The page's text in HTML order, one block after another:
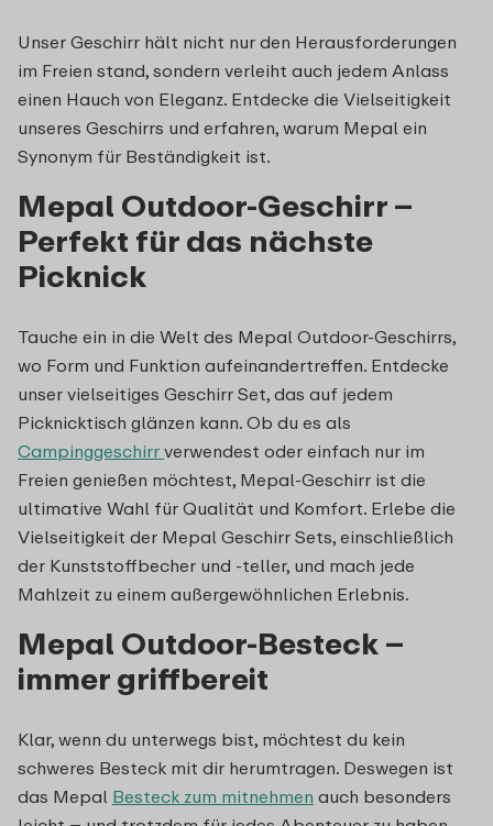
Unser Geschirr hält nicht nur den Herausforderungen
im Freien stand, sondern verleiht auch jedem Anlass
einen Hauch von Eleganz. Entdecke die Vielseitigkeit
unseres Geschirrs und erfahren, warum Mepal ein
Synonym für Beständigkeit ist.
Mepal Outdoor-Geschirr –
Perfekt für das nächste
Picknick
Tauche ein in die Welt des Mepal Outdoor-Geschirrs,
wo Form und Funktion aufeinandertreffen. Entdecke
unser vielseitiges Geschirr Set, das auf jedem
Picknicktisch glänzen kann. Ob du es als
Campinggeschirr verwendest oder einfach nur im
Freien genießen möchtest, Mepal-Geschirr ist die
ultimative Wahl für Qualität und Komfort. Erlebe die
Vielseitigkeit der Mepal Geschirr Sets, einschließlich
der Kunststoffbecher und -teller, und mach jede
Mahlzeit zu einem außergewöhnlichen Erlebnis.
Mepal Outdoor-Besteck –
immer griffbereit
Klar, wenn du unterwegs bist, möchtest du kein
schweres Besteck mit dir herumtragen. Deswegen ist
das Mepal Besteck zum mitnehmen auch besonders